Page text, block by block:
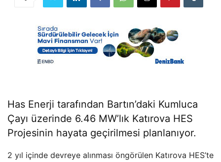
Has Enerji tarafından Bartın’daki Kumluca
Çayı üzerinde 6.46 MW’lık Katırova HES
Projesinin hayata geçirilmesi planlanıyor.
2 yıl içinde devreye alınması öngörülen Katırova HES’te